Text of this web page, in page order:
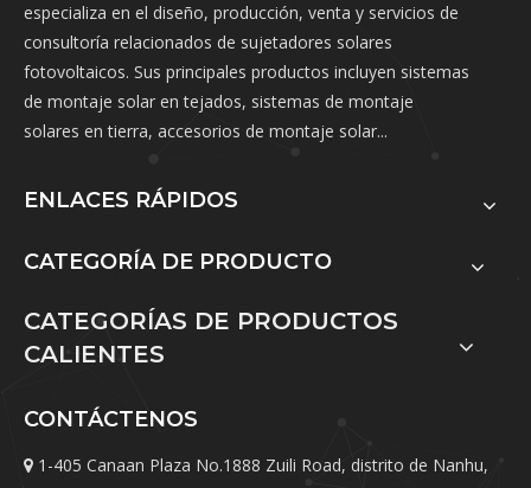
especializa en el diseño, producción, venta y servicios de
consultoría relacionados de sujetadores solares
fotovoltaicos. Sus principales productos incluyen sistemas
de montaje solar en tejados, sistemas de montaje
solares en tierra, accesorios de montaje solar...
ENLACES RÁPIDOS
CATEGORÍA DE PRODUCTO
CATEGORÍAS DE PRODUCTOS
CALIENTES
CONTÁCTENOS
 1-405 Canaan Plaza No.1888 Zuili Road, distrito de Nanhu,